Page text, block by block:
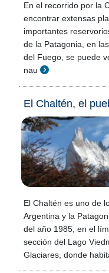
En el recorrido por la
encontrar extensas
importantes
de la Patagonia, en
del Fuego, se puede
nau
El Chaltén, el
El Chaltén es uno de
Argentina y la
del año 1985, en el
sección del Lago
Glaciares, donde